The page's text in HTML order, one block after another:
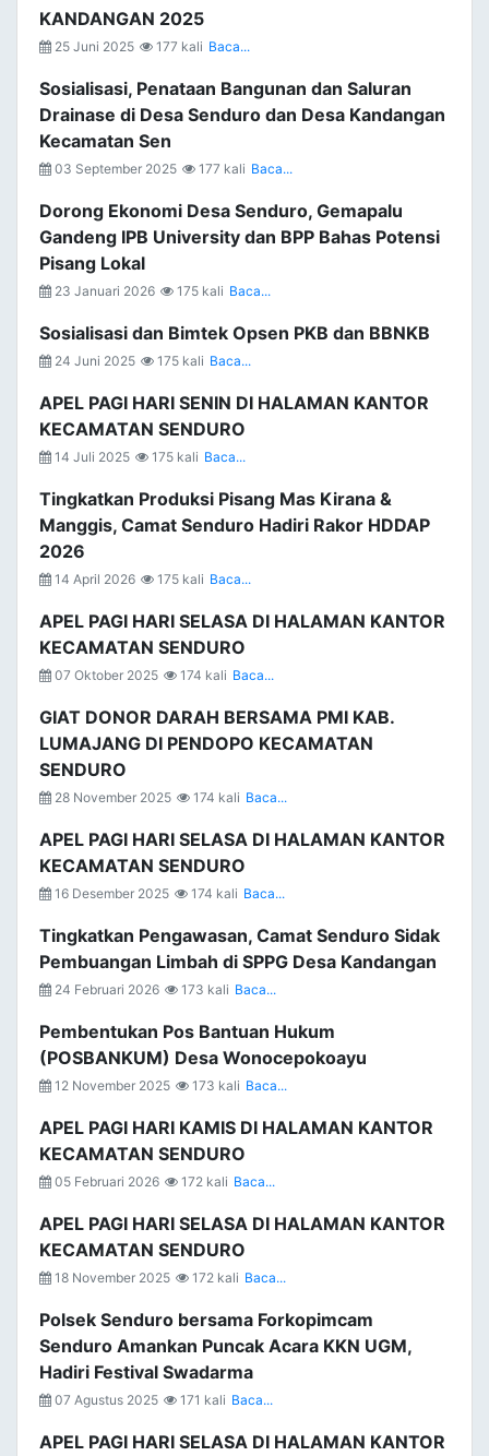
KANDANGAN 2025
25 Juni 2025 177 kali Baca...
Sosialisasi, Penataan Bangunan dan Saluran
Drainase di Desa Senduro dan Desa Kandangan
Kecamatan Sen
03 September 2025 177 kali Baca...
Dorong Ekonomi Desa Senduro, Gemapalu
Gandeng IPB University dan BPP Bahas Potensi
Pisang Lokal
23 Januari 2026 175 kali Baca...
Sosialisasi dan Bimtek Opsen PKB dan BBNKB
24 Juni 2025 175 kali Baca...
APEL PAGI HARI SENIN DI HALAMAN KANTOR
KECAMATAN SENDURO
14 Juli 2025 175 kali Baca...
Tingkatkan Produksi Pisang Mas Kirana &
Manggis, Camat Senduro Hadiri Rakor HDDAP
2026
14 April 2026 175 kali Baca...
APEL PAGI HARI SELASA DI HALAMAN KANTOR
KECAMATAN SENDURO
07 Oktober 2025 174 kali Baca...
GIAT DONOR DARAH BERSAMA PMI KAB.
LUMAJANG DI PENDOPO KECAMATAN
SENDURO
28 November 2025 174 kali Baca...
APEL PAGI HARI SELASA DI HALAMAN KANTOR
KECAMATAN SENDURO
16 Desember 2025 174 kali Baca...
Tingkatkan Pengawasan, Camat Senduro Sidak
Pembuangan Limbah di SPPG Desa Kandangan
24 Februari 2026 173 kali Baca...
Pembentukan Pos Bantuan Hukum
(POSBANKUM) Desa Wonocepokoayu
12 November 2025 173 kali Baca...
APEL PAGI HARI KAMIS DI HALAMAN KANTOR
KECAMATAN SENDURO
05 Februari 2026 172 kali Baca...
APEL PAGI HARI SELASA DI HALAMAN KANTOR
KECAMATAN SENDURO
18 November 2025 172 kali Baca...
Polsek Senduro bersama Forkopimcam
Senduro Amankan Puncak Acara KKN UGM,
Hadiri Festival Swadarma
07 Agustus 2025 171 kali Baca...
APEL PAGI HARI SELASA DI HALAMAN KANTOR